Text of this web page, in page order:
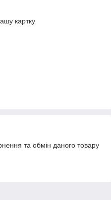
картку
та обмін даного товару